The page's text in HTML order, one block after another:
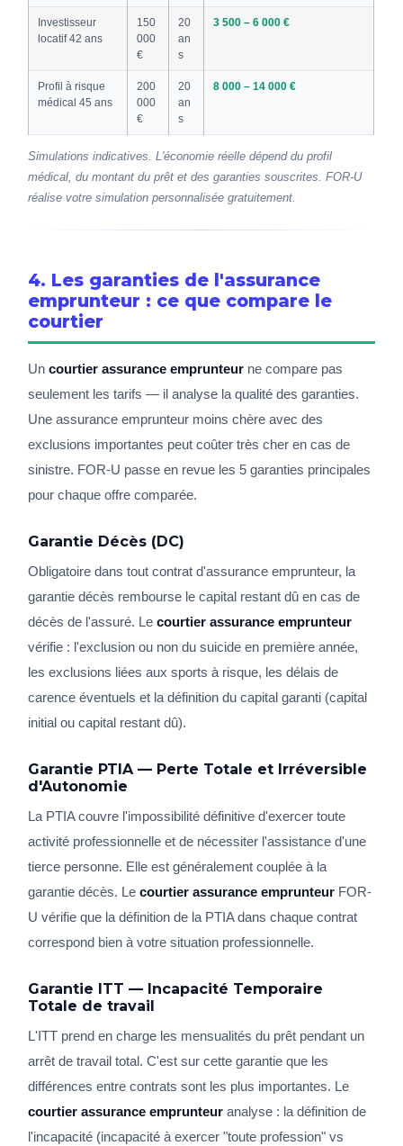
Investisseur
locatif 42 ans
150
000
€
20
an
s
3 500 – 6 000 €
Profil à risque
médical 45 ans
200
000
€
20
an
s
8 000 – 14 000 €
Simulations indicatives. L'économie réelle dépend du profil
médical, du montant du prêt et des garanties souscrites. FOR-U
réalise votre simulation personnalisée gratuitement.
4. Les garanties de l'assurance
emprunteur : ce que compare le
courtier
Uncourtier assurance emprunteur ne compare pas
seulement les tarifs — il analyse la qualité des garanties.
Une assurance emprunteur moins chère avec des
exclusions importantes peut coûter très cher en cas de
sinistre. FOR-U passe en revue les 5 garanties principales
pour chaque offre comparée.
Garantie Décès (DC)
Obligatoire dans tout contrat d'assurance emprunteur, la
garantie décès rembourse le capital restant dû en cas de
décès de l'assuré. Lecourtier assurance emprunteur
vérifie : l'exclusion ou non du suicide en première année,
les exclusions liées aux sports à risque, les délais de
carence éventuels et la définition du capital garanti (capital
initial ou capital restant dû).
Garantie PTIA — Perte Totale et Irréversible
d'Autonomie
La PTIA couvre l'impossibilité définitive d'exercer toute
activité professionnelle et de nécessiter l'assistance d'une
tierce personne. Elle est généralement couplée à la
garantie décès. Lecourtier assurance emprunteur FOR-
U vérifie que la définition de la PTIA dans chaque contrat
correspond bien à votre situation professionnelle.
Garantie ITT — Incapacité Temporaire
Totale de travail
L'ITT prend en charge les mensualités du prêt pendant un
arrêt de travail total. C'est sur cette garantie que les
différences entre contrats sont les plus importantes. Le
courtier assurance emprunteur analyse : la définition de
l'incapacité (incapacité à exercer "toute profession" vs